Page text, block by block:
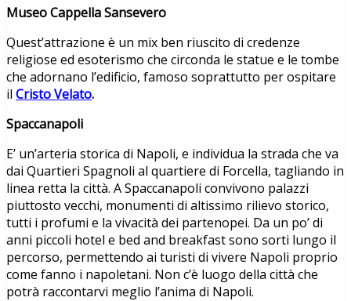
Museo Cappella Sansevero
Quest’attrazione è un mix ben riuscito di credenze
religiose ed esoterismo che circonda le statue e le tombe
che adornano l’edificio, famoso soprattutto per ospitare
il Cristo Velato.
Spaccanapoli
E’ un’arteria storica di Napoli, e individua la strada che va
dai Quartieri Spagnoli al quartiere di Forcella, tagliando in
linea retta la città. A Spaccanapoli convivono palazzi
piuttosto vecchi, monumenti di altissimo rilievo storico,
tutti i profumi e la vivacità dei partenopei. Da un po’ di
anni piccoli hotel e bed and breakfast sono sorti lungo il
percorso, permettendo ai turisti di vivere Napoli proprio
come fanno i napoletani. Non c’è luogo della città che
potrà raccontarvi meglio l’anima di Napoli.